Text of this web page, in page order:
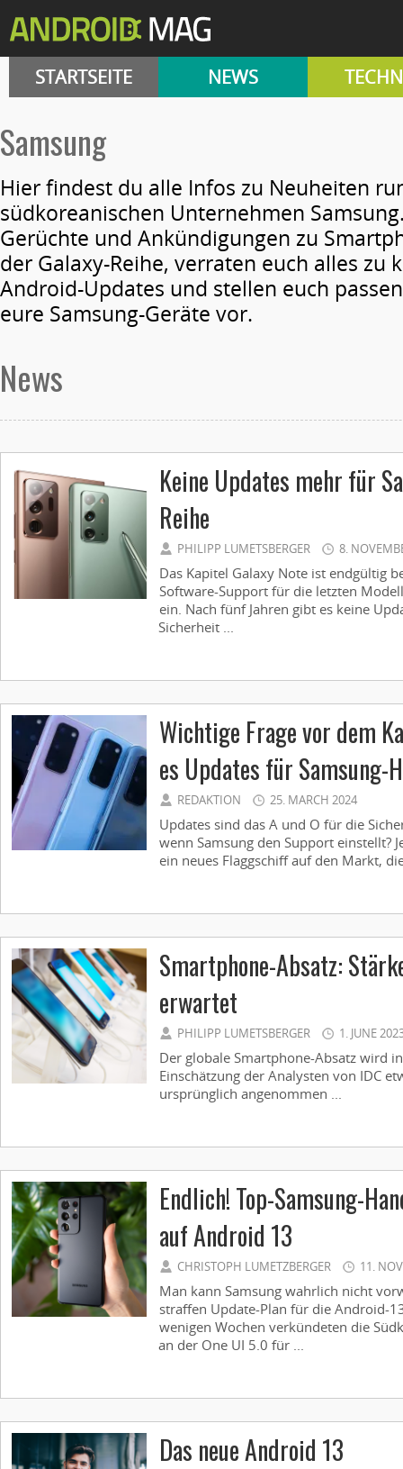
STARTSEITE NEWS
samsung
Hier findest du alle Infos zu Neuheiten
südkoreanischen Unternehmen
Gerüchte und Ankündigungen zu
der Galaxy-Reihe, verraten euch alles zu
Android-Updates und stellen euch
eure Samsung-Geräte vor.
News
Keine Updates mehr für
Reihe
PHILIPP LUMETSBERGER 8.
Das Kapitel Galaxy Note ist endgültig
Software-Support für die letzten
ein. Nach fünf Jahren gibt es keine
Sicherheit ...
Wichtige Frage vor dem
es Updates für Samsung-
REDAKTION 25. MARCH 2024
Updates sind das A und O für die
wenn Samsung den Support einstellt?
ein neues Flaggschiff auf den Markt,
Smartphone-Absatz:
erwartet
PHILIPP LUMETSBERGER 1. JUNE
Der globale Smartphone-Absatz wird
Einschätzung der Analysten von IDC
ursprünglich angenommen ...
Endlich! Top-Samsung-
auf Android 13
CHRISTOPH LUMETZBERGER 11.
Man kann Samsung wahrlich nicht
straffen Update-Plan für die Android-
wenigen Wochen verkündeten die
an der One UI 5.0 für ...
Das neue Android 13